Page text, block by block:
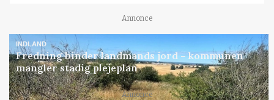
Annonce
INDLAND
Fredning binder landmands jord – kommunen
mangler stadig plejeplan
Annonce